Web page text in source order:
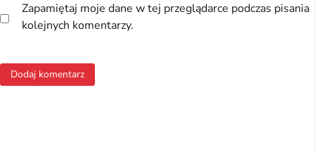
Zapamiętaj moje dane w tej przeglądarce podczas pisania
kolejnych komentarzy.